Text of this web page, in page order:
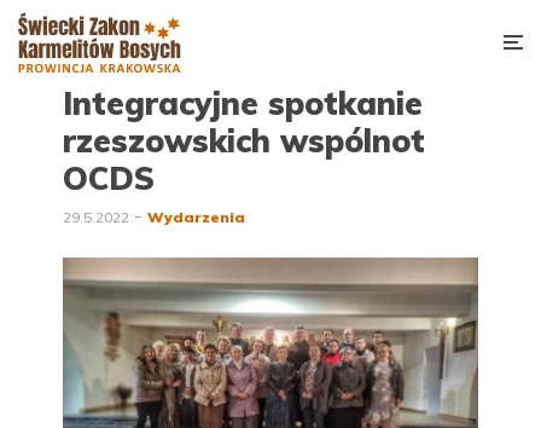
Integracyjne spotkanie
rzeszowskich wspólnot
OCDS
29.5.2022 Wydarzenia